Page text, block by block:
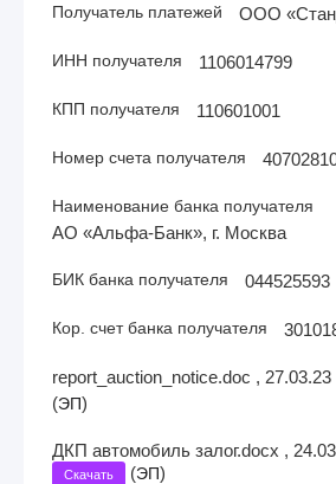
Получатель платежей ООО
ИНН получателя 1106014799
КПП получателя 110601001
Номер счета получателя
Наименование банка получателя
АО «Альфа-Банк», г. Москва
БИК банка получателя 044525593
Кор. счет банка получателя
report_auction_notice.doc , 27.03.23
(ЭП)
ДКП автомобиль залог.docx ,
Скачать (ЭП)